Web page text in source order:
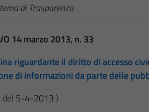
di Trasparenza
14 marzo 2013, n. 33
riguardante il diritto di accesso
di informazioni da parte delle
del 5-4-2013 )